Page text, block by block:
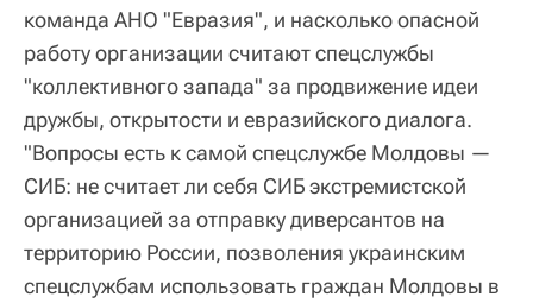
команда АНО "Евразия", и насколько опасной
работу организации считают спецслужбы
"коллективного запада" за продвижение идеи
дружбы, открытости и евразийского диалога.
"Вопросы есть к самой спецслужбе Молдовы —
СИБ: не считает ли себя СИБ экстремистской
организацией за отправку диверсантов на
территорию России, позволения украинским
спецслужбам использовать граждан Молдовы в